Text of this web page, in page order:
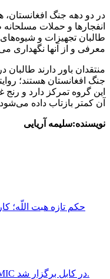
در دو دهه جنگ افغانستان،
انفجارها و حملات
طالبان تجهیزات و
معرفی و از آنها نگهداری
منتقدان باور دارند طالبان
جنگ افغانستان هستند؛
این گروه تمرکز دارد و رنج
آن کمتر بازتاب داده
نویسنده:سلیمه آریایی
حكم تازه هبت اللّه؛
شانزدهمين نشست علمى بين المللى FMIC در كابل برگزار شد.